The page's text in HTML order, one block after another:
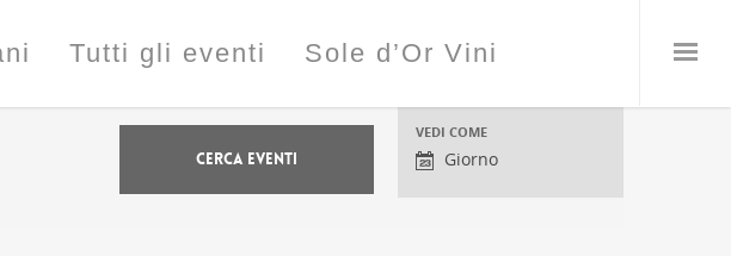
Tutti gli eventi Sole d’Or Vini
Visualizzazioni
evento
VEDI COME
Giorno